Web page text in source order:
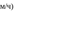
ч)